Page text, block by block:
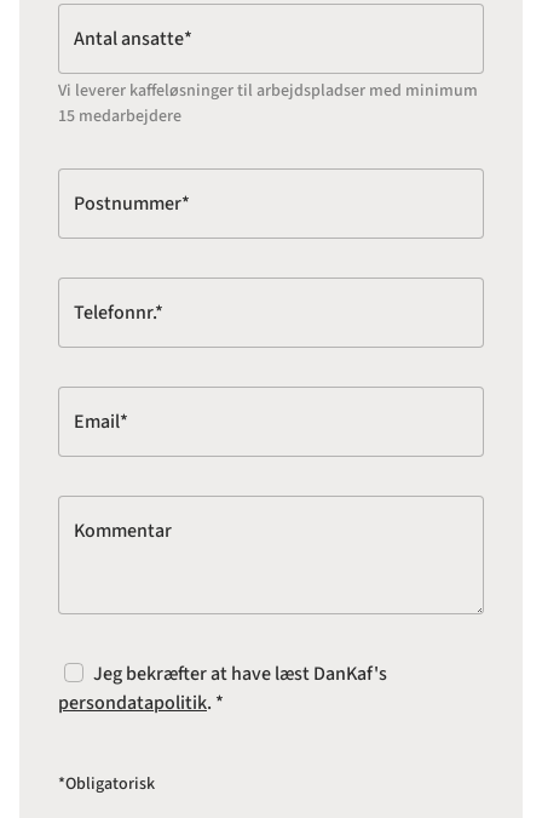
Antal ansatte*
Vi leverer kaffeløsninger til arbejdspladser med minimum
15 medarbejdere
Postnummer*
Telefonnr.*
Email*
Kommentar
Jeg bekræfter at have læst DanKaf's
persondatapolitik. *
*Obligatorisk